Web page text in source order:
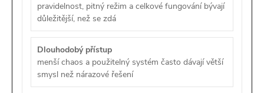
pravidelnost, pitný režim a celkové fungování bývají
důležitější, než se zdá
Dlouhodobý přístup
menší chaos a použitelný systém často dávají větší
smysl než nárazové řešení